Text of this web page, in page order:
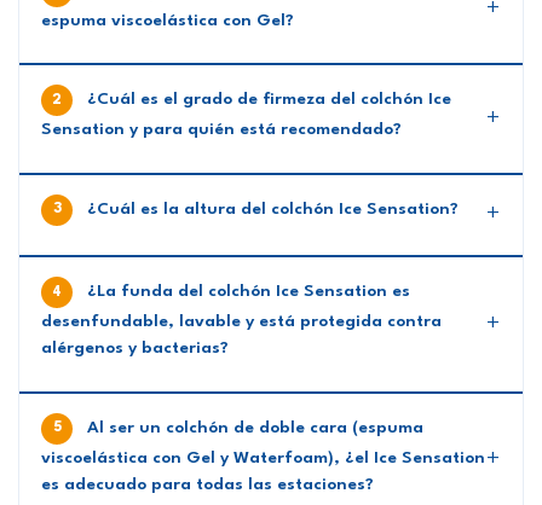
espuma viscoelástica con Gel?
¿Cuál es el grado de firmeza del colchón Ice
Sensation y para quién está recomendado?
¿Cuál es la altura del colchón Ice Sensation?
¿La funda del colchón Ice Sensation es
desenfundable, lavable y está protegida contra
alérgenos y bacterias?
Al ser un colchón de doble cara (espuma
viscoelástica con Gel y Waterfoam), ¿el Ice Sensation
es adecuado para todas las estaciones?